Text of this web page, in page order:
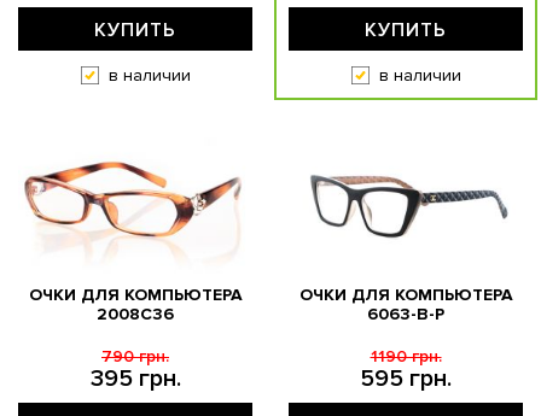
КУПИТЬ
в наличии
КУПИТЬ
в наличии
ОЧКИ ДЛЯ КОМПЬЮТЕРА
2008C36
395 грн.
790 грн.
ОЧКИ ДЛЯ КОМПЬЮТЕРА
6063-B-P
595 грн.
1190 грн.